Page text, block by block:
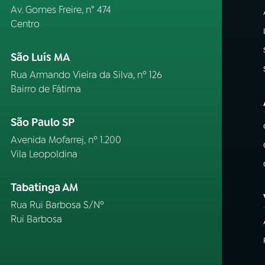
Av. Gomes Freire, n° 474
Centro
São Luís MA
Rua Armando Vieira da Silva, nº 126
Bairro de Fátima
São Paulo SP
Avenida Mofarrej, nº 1.200
Vila Leopoldina
Tabatinga AM
Rua Rui Barbosa S/Nº
Rui Barbosa